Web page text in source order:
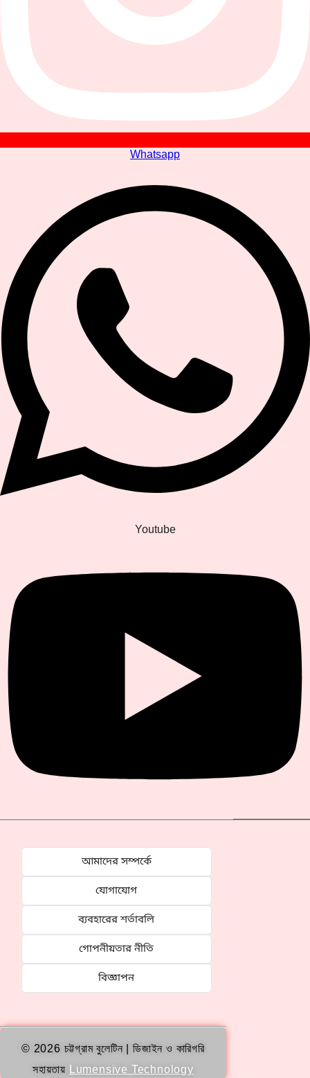
Whatsapp
Youtube
আমাদের সম্পর্কে
যোগাযোগ
ব্যবহারের শর্তাবলি
গোপনীয়তার নীতি
বিজ্ঞাপন
© 2026 চট্টগ্রাম বুলেটিন | ডিজাইন ও কারিগরি
সহায়তায়
Lumensive Technology